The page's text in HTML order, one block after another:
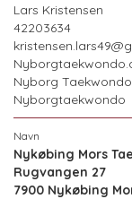
Lars Kristensen
42203634
Nyborg
Nyborgtaekwondo
Nykøbing Mors
Rugvangen 27
7900 Nykøbing